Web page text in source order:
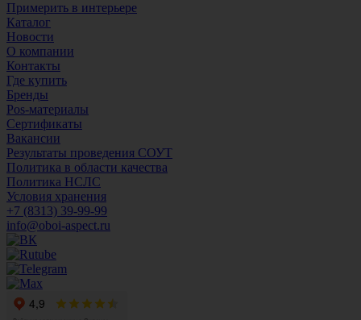
Примерить в интерьере
Каталог
Новости
О компании
Контакты
Где купить
Бренды
Pos-материалы
Сертификаты
Вакансии
Результаты проведения СОУТ
Политика в области качества
Политика НСЛС
Условия хранения
+7 (8313) 39-99-99
info@oboi-aspect.ru